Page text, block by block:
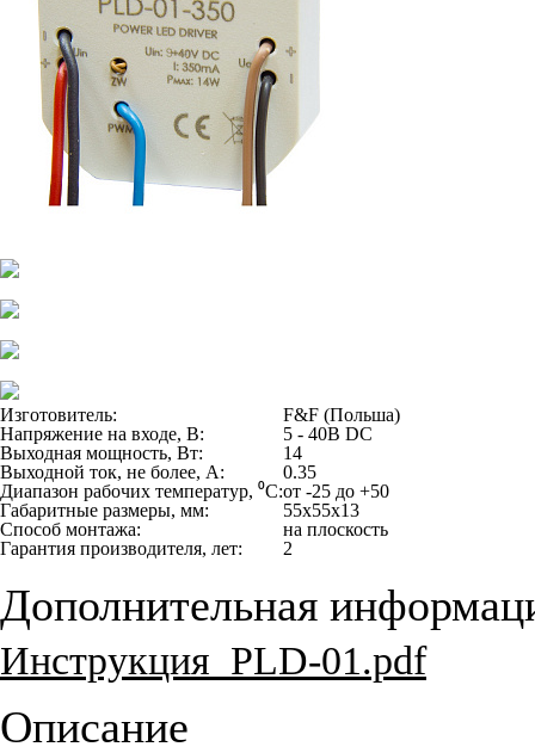
Изготовитель:
F&F (Польша)
Напряжение на входе, В:
5 - 40В DC
Выходная мощность, Вт:
14
Выходной ток, не более, А:
0.35
Диапазон рабочих температур, ⁰С:от -25 до +50
Габаритные размеры, мм:
55x55x13
Способ монтажа:
на плоскость
Гарантия производителя, лет:
2
Дополнительная
Инструкция_PLD-01.pdf
Описание